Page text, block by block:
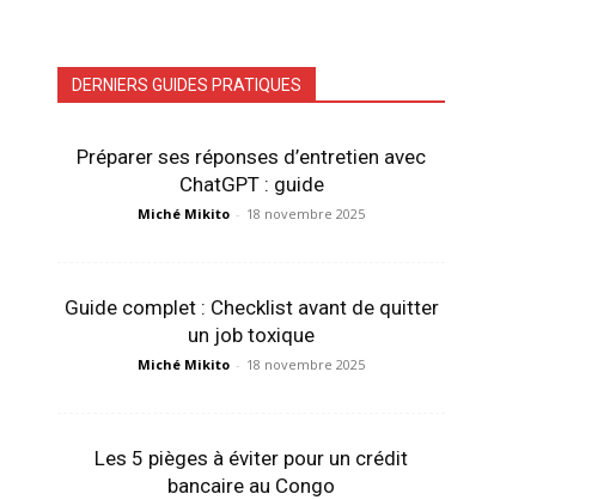
DERNIERS GUIDES PRATIQUES
Préparer ses réponses d’entretien avec
ChatGPT : guide
Miché Mikito - 18 novembre 2025
Guide complet : Checklist avant de quitter
un job toxique
Miché Mikito - 18 novembre 2025
Les 5 pièges à éviter pour un crédit
bancaire au Congo